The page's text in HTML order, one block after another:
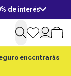
de interés
encontrarás